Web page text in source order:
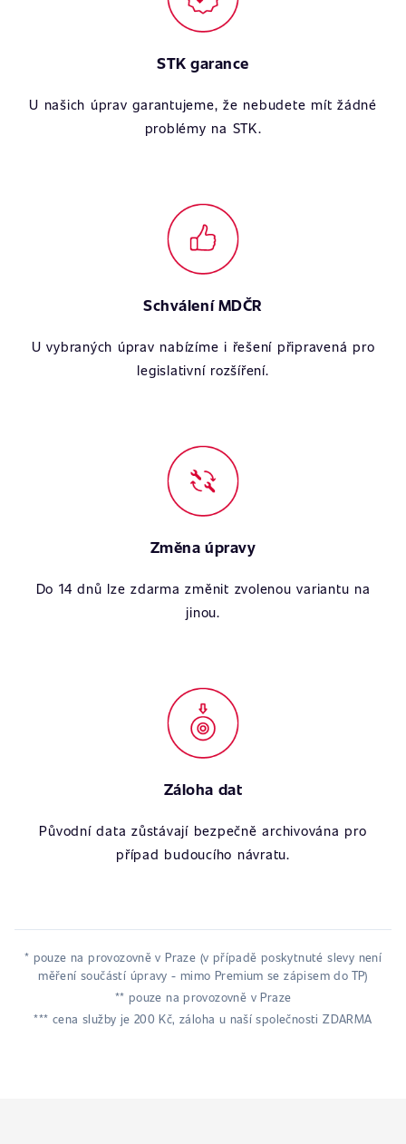
STK garance
U našich úprav garantujeme, že nebudete mít žádné
problémy na STK.
Schválení MDČR
U vybraných úprav nabízíme i řešení připravená pro
legislativní rozšíření.
Změna úpravy
Do 14 dnů lze zdarma změnit zvolenou variantu na
jinou.
Záloha dat
Původní data zůstávají bezpečně archivována pro
případ budoucího návratu.
* pouze na provozovně v Praze (v případě poskytnuté slevy není
měření součástí úpravy - mimo Premium se zápisem do TP)
** pouze na provozovně v Praze
*** cena služby je 200 Kč, záloha u naší společnosti ZDARMA